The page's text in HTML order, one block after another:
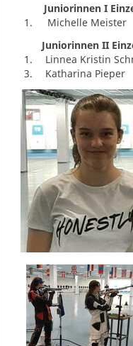
Juniorinnen I
1.
Michelle Meister
Juniorinnen II
1.
Linnea Kristin
3.
Katharina Pieper